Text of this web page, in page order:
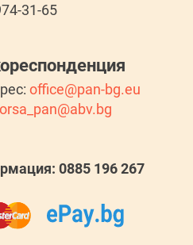
31-65
office@pan-bg.eu
0885 196 267